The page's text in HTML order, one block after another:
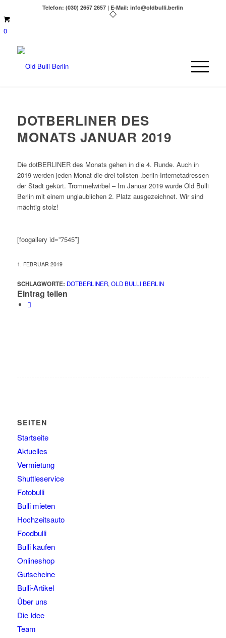
Telefon: (030) 2657 2657 | E-Mail: info@oldbulli.berlin
0
DOTBERLINER DES
MONATS JANUAR 2019
Die dotBERLINER des Monats gehen in die 4. Runde. Auch in
2019 werden jeden Monat die drei tollsten .berlin-Internetadressen
der Stadt gekürt. Trommelwirbel – Im Januar 2019 wurde Old Bulli
Berlin mit einem unglaublichen 2. Platz ausgezeichnet. Wir sind
mächtig stolz!
[foogallery id=”7545″]
1. FEBRUAR 2019
SCHLAGWORTE: DOTBERLINER, OLD BULLI BERLIN
Eintrag teilen
SEITEN
Startseite
Aktuelles
Vermietung
Shuttleservice
Fotobulli
Bulli mieten
Hochzeitsauto
Foodbulli
Bulli kaufen
Onlineshop
Gutscheine
Bulli-Artikel
Über uns
Die Idee
Team